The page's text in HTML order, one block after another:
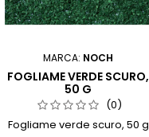
MARCA: NOCH
FOGLIAME VERDE SCURO,
50 G
(0)
Fogliame verde scuro, 50 g